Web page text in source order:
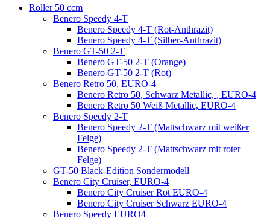
Roller 50 ccm
Benero Speedy 4-T
Benero Speedy 4-T (Rot-Anthrazit)
Benero Speedy 4-T (Silber-Anthrazit)
Benero GT-50 2-T
Benero GT-50 2-T (Orange)
Benero GT-50 2-T (Rot)
Benero Retro 50, EURO-4
Benero Retro 50, Schwarz Metallic, , EURO-4
Benero Retro 50 Weiß Metallic, EURO-4
Benero Speedy 2-T
Benero Speedy 2-T (Mattschwarz mit weißer
Felge)
Benero Speedy 2-T (Mattschwarz mit roter
Felge)
GT-50 Black-Edition Sondermodell
Benero City Cruiser, EURO-4
Benero City Cruiser Rot EURO-4
Benero City Cruiser Schwarz EURO-4
Benero Speedy EURO4